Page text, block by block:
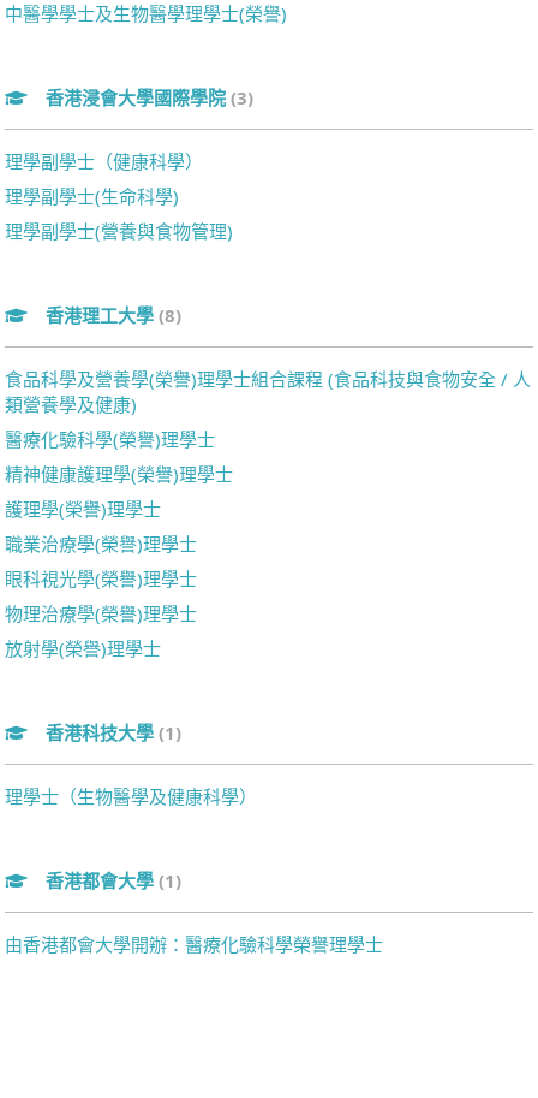
中醫學學士及生物醫學理學士(榮譽)
香港浸會大學國際學院 (3)
理學副學士（健康科學）
理學副學士(生命科學)
理學副學士(營養與食物管理)
香港理工大學 (8)
食品科學及營養學(榮譽)理學士組合課程 (食品科技與食物安全 / 人
類營養學及健康)
醫療化驗科學(榮譽)理學士
精神健康護理學(榮譽)理學士
護理學(榮譽)理學士
職業治療學(榮譽)理學士
眼科視光學(榮譽)理學士
物理治療學(榮譽)理學士
放射學(榮譽)理學士
香港科技大學 (1)
理學士（生物醫學及健康科學）
香港都會大學 (1)
由香港都會大學開辦：醫療化驗科學榮譽理學士